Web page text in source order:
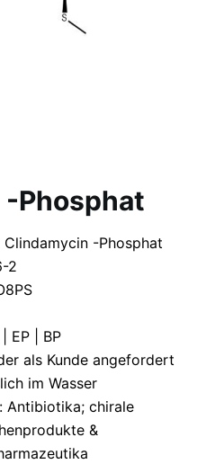
Phosphat
Clindamycin -Phosphat
2
EP | BP
als Kunde angefordert
im Wasser
Antibiotika; chirale
&